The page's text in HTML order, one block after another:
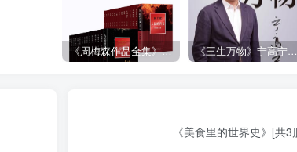
《周梅森作品全集》[共30册] 《三生万物》宁高宁（epub+mobi+azw3+pdf）
《美食里的世界史》[共